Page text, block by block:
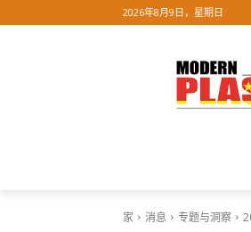
2026年8月9日，星期日
家 消息 专题与洞察